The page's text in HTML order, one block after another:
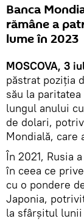
Banca
rămâne a
lume în 2023
MOSCOVA, 3
păstrat poziția
său la
lungul anului
de dolari,
Mondială, care
În 2021, Rusia
în ceea ce
cu o pondere
Japonia,
la sfârșitul